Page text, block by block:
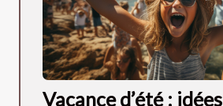
Vacance d’été : idées